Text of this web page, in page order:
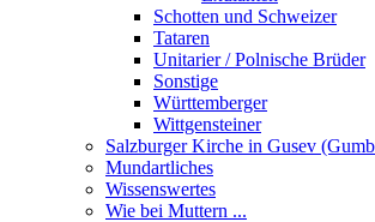
Schotten und Schweizer
Tataren
Unitarier / Polnische Brüder
Sonstige
Württemberger
Wittgensteiner
Salzburger Kirche in Gusev
Mundartliches
Wissenswertes
Wie bei Muttern ...